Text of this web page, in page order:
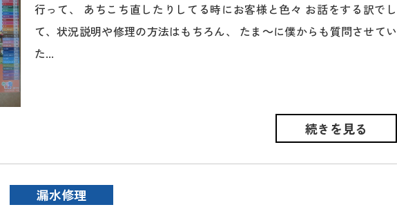
行って、 あちこち直したりしてる時にお客様と色々 お話をする訳でし
て、状況説明や修理の方法はもちろん、 たま～に僕からも質問させてい
た...
続きを見る
漏水修理